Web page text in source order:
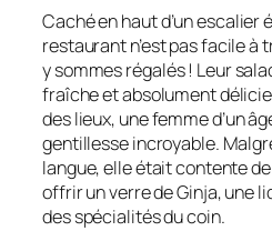
Caché en haut d’un escalier
restaurant n’est pas facile à
y sommes régalés ! Leur
fraîche et absolument
des lieux, une femme d’un
gentillesse incroyable.
langue, elle était contente
offrir un verre de Ginja, une
des spécialités du coin.